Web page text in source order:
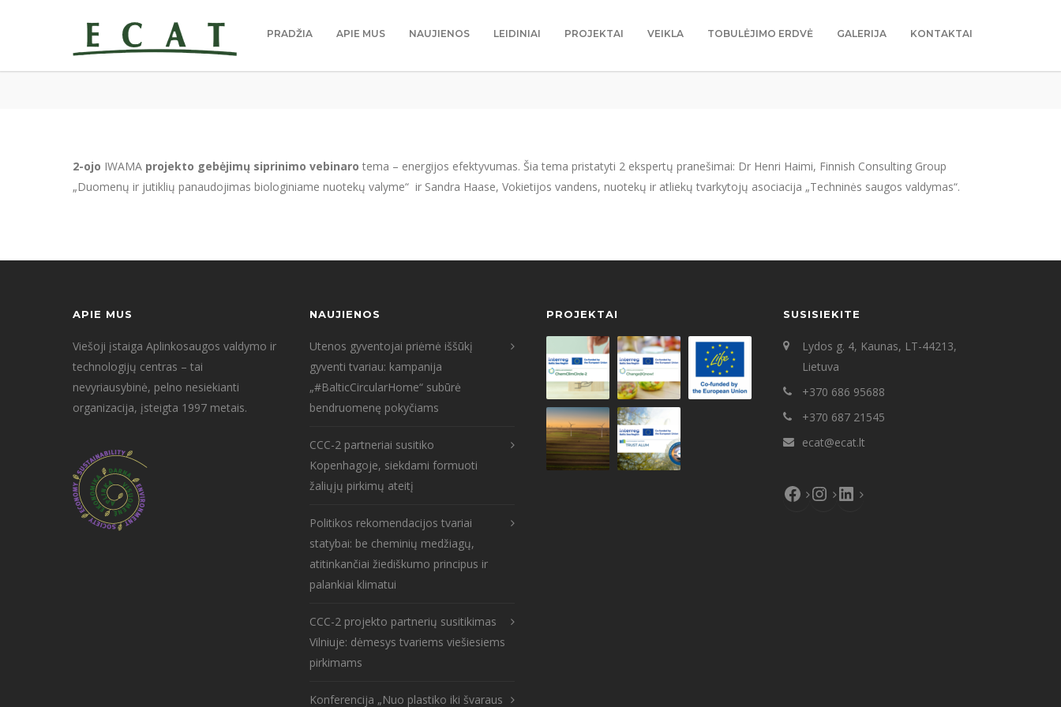
PRADŽIA APIE MUS NAUJIENOS LEIDINIAI PROJEKTAI VEIKLA TOBULĖJIMO ERDVĖ GALERIJA KONTAKTAI
2-ojo IWAMA projekto gebėjimų siprinimo vebinaro tema – energijos efektyvumas. Šia tema pristatyti 2 ekspertų pranešimai: Dr Henri Haimi, Finnish Consulting Group
„Duomenų ir jutiklių panaudojimas biologiniame nuotekų valyme“ ir Sandra Haase, Vokietijos vandens, nuotekų ir atliekų tvarkytojų asociacija „Techninės saugos valdymas“.
APIE MUS
Viešoji įstaiga Aplinkosaugos valdymo ir
technologijų centras – tai
nevyriausybinė, pelno nesiekianti
organizacija, įsteigta 1997 metais.
NAUJIENOS
Utenos gyventojai priėmė iššūkį
gyventi tvariau: kampanija
„#BalticCircularHome“ subūrė
bendruomenę pokyčiams
CCC-2 partneriai susitiko
Kopenhagoje, siekdami formuoti
žaliųjų pirkimų ateitį
Politikos rekomendacijos tvariai
statybai: be cheminių medžiagų,
atitinkančiai žiediškumo principus ir
palankiai klimatui
CCC-2 projekto partnerių susitikimas
Vilniuje: dėmesys tvariems viešiesiems
pirkimams
Konferencija „Nuo plastiko iki švaraus
PROJEKTAI SUSISIEKITE
Lydos g. 4, Kaunas, LT-44213,
Lietuva
+370 686 95688
+370 687 21545
ecat@ecat.lt
Facebook
Instagram